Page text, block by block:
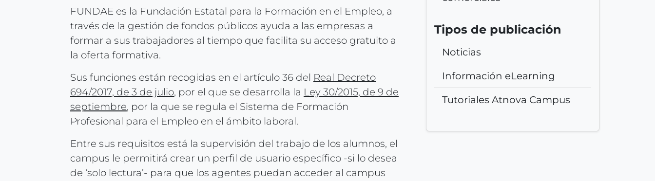
FUNDAE es la Fundación Estatal para la Formación en el Empleo, a
través de la gestión de fondos públicos ayuda a las empresas a
formar a sus trabajadores al tiempo que facilita su acceso gratuito a
la oferta formativa.
Sus funciones están recogidas en el artículo 36 del Real Decreto
694/2017, de 3 de julio, por el que se desarrolla la Ley 30/2015, de 9 de
septiembre, por la que se regula el Sistema de Formación
Profesional para el Empleo en el ámbito laboral.
Entre sus requisitos está la supervisión del trabajo de los alumnos, el
campus le permitirá crear un perfil de usuario específico -si lo desea
de ‘solo lectura’- para que los agentes puedan acceder al campus
s
o
m
t
Tipos de publicación
Noticias
Información eLearning
Tutoriales Atnova Campus